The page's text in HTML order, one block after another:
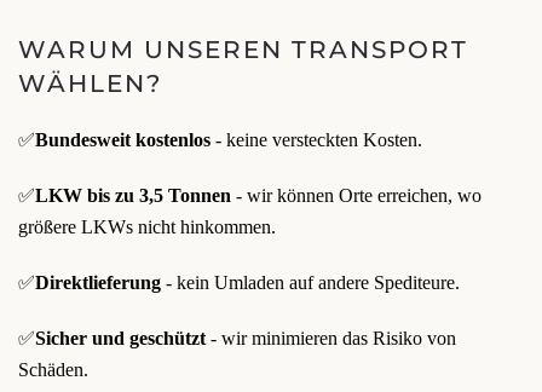
WARUM UNSEREN TRANSPORT
WÄHLEN?
✅Bundesweit kostenlos - keine versteckten Kosten.
✅LKW bis zu 3,5 Tonnen - wir können Orte erreichen, wo
größere LKWs nicht hinkommen.
✅Direktlieferung - kein Umladen auf andere Spediteure.
✅Sicher und geschützt - wir minimieren das Risiko von
Schäden.